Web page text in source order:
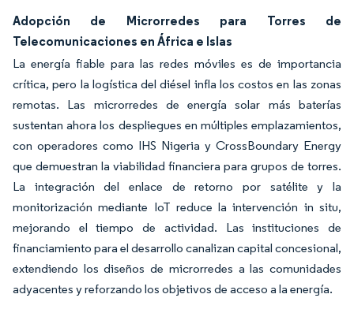
Adopción de Microrredes para Torres de
Telecomunicaciones en África e Islas
La energía fiable para las redes móviles es de importancia
crítica, pero la logística del diésel infla los costos en las zonas
remotas. Las microrredes de energía solar más baterías
sustentan ahora los despliegues en múltiples emplazamientos,
con operadores como IHS Nigeria y CrossBoundary Energy
que demuestran la viabilidad financiera para grupos de torres.
La integración del enlace de retorno por satélite y la
monitorización mediante IoT reduce la intervención in situ,
mejorando el tiempo de actividad. Las instituciones de
financiamiento para el desarrollo canalizan capital concesional,
extendiendo los diseños de microrredes a las comunidades
adyacentes y reforzando los objetivos de acceso a la energía.